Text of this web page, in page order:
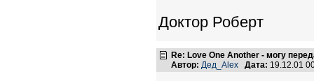
Доктор Роберт
Re: Love One Another - могу
Автор: Дед_Alex Дата: 19.12.01